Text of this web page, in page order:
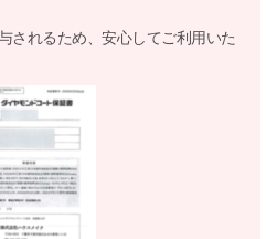
されるため、安心してご利用いた